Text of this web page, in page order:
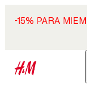
-15% PARA